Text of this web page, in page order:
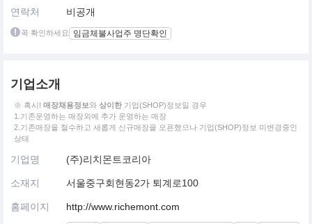
연락처 비공개
꼭 확인하세요 임금체불사업주 명단확인
기업소개
※ 혹시! 매장채용정보와 상이한 기업(SHOP)정보일 경우
1.기존운영하는 매장외에 추가 운영하는 매장
2.기존매장을 철수하고 새롭게 신규매장을 오픈했으나 기업(SHOP)정보 미변경중인
상태
기업명 (주)리치몬트코리아
소재지 서울중구회현동2가 퇴계로100
홈페이지 http://www.richemont.com